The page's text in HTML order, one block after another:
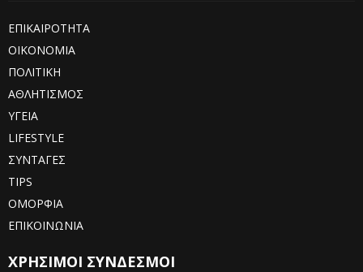
ΕΠΙΚΑΙΡΟΤΗΤΑ
ΟΙΚΟΝΟΜΙΑ
ΠΟΛΙΤΙΚΗ
ΑΘΛΗΤΙΣΜΟΣ
ΥΓΕΙΑ
LIFESTYLE
ΣΥΝΤΑΓΕΣ
TIPS
ΟΜΟΡΦΙΑ
ΕΠΙΚΟΙΝΩΝΙΑ
ΧΡΗΣΙΜΟΙ ΣΥΝΔΕΣΜΟΙ